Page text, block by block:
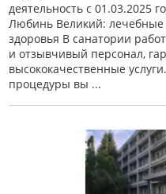
деятельность с 01.03.2025
Любинь Великий:
здоровья В санатории
и отзывчивый персонал,
высококачественные
процедуры вы ...